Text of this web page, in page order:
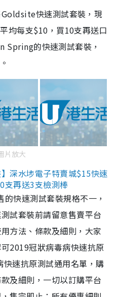
快速測試套裝，現
均每支$10，買10支再送口
Spring的快速測試套裝，
片放大
深水埗電子特賣城$15快速
支再送3支檢測棒
快速測試套裝規格不一，
試套裝前請留意售賣平台
方法、條款及細則，大家
2019冠狀病毒病快速抗原
速抗原測試通用名單，購
及細則，一切以訂購平台